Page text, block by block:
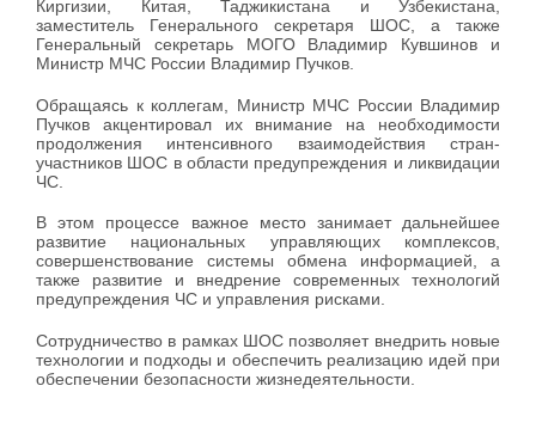
Киргизии, Китая, Таджикистана и Узбекистана,
заместитель Генерального секретаря ШОС, а также
Генеральный секретарь МОГО Владимир Кувшинов и
Министр МЧС России Владимир Пучков.
Обращаясь к коллегам, Министр МЧС России Владимир
Пучков акцентировал их внимание на необходимости
продолжения интенсивного взаимодействия стран-
участников ШОС в области предупреждения и ликвидации
ЧС.
В этом процессе важное место занимает дальнейшее
развитие национальных управляющих комплексов,
совершенствование системы обмена информацией, а
также развитие и внедрение современных технологий
предупреждения ЧС и управления рисками.
Сотрудничество в рамках ШОС позволяет внедрить новые
технологии и подходы и обеспечить реализацию идей при
обеспечении безопасности жизнедеятельности.